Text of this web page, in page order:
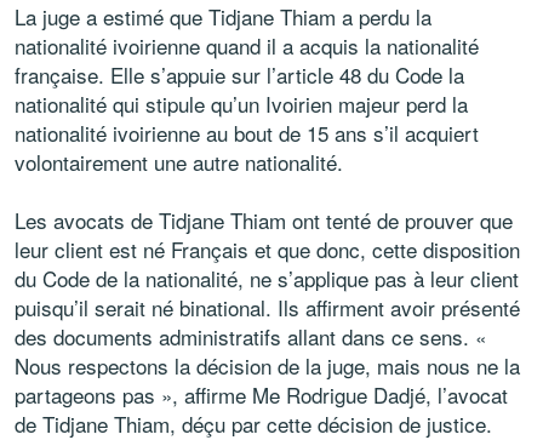
La juge a estimé que Tidjane Thiam a perdu la
nationalité ivoirienne quand il a acquis la nationalité
française. Elle s’appuie sur l’article 48 du Code la
nationalité qui stipule qu’un Ivoirien majeur perd la
nationalité ivoirienne au bout de 15 ans s’il acquiert
volontairement une autre nationalité.
Les avocats de Tidjane Thiam ont tenté de prouver que
leur client est né Français et que donc, cette disposition
du Code de la nationalité, ne s’applique pas à leur client
puisqu’il serait né binational. Ils affirment avoir présenté
des documents administratifs allant dans ce sens. «
Nous respectons la décision de la juge, mais nous ne la
partageons pas », affirme Me Rodrigue Dadjé, l’avocat
de Tidjane Thiam, déçu par cette décision de justice.